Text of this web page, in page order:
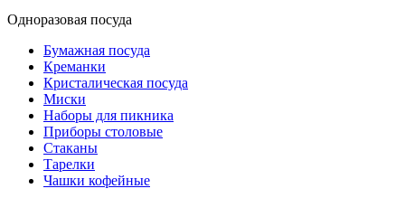
Одноразовая посуда
Бумажная посуда
Креманки
Кристалическая посуда
Миски
Наборы для пикника
Приборы столовые
Стаканы
Тарелки
Чашки кофейные